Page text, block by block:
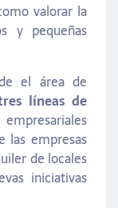
valorar la
y pequeñas
el área de
líneas de
las empresas
de locales
iniciativas